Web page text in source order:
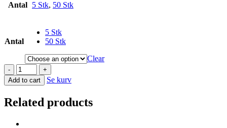
Antal 5 Stk, 50 Stk
Antal
5 Stk
50 Stk
Clear
-
+
Add to cart
Se kurv
Related products